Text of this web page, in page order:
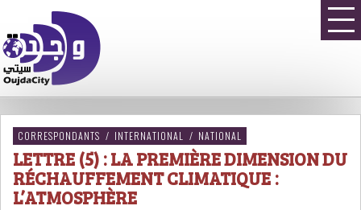
CORRESPONDANTS / INTERNATIONAL / NATIONAL
LETTRE (5) : LA PREMIÈRE DIMENSION DU
RÉCHAUFFEMENT CLIMATIQUE :
L’ATMOSPHÈRE